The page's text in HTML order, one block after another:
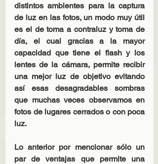
distintos ambientes para la captura
de luz en las fotos, un modo muy útil
es el de toma a contraluz y toma de
día, el cual gracias a la mayor
capacidad que tiene el flash y los
lentes de la cámara, permite recibir
una mejor luz de objetivo evitando
así esas desagradables sombras
que muchas veces observamos en
fotos de lugares cerrados o con poca
luz.
Lo anterior por mencionar sólo un
par de ventajas que permite una